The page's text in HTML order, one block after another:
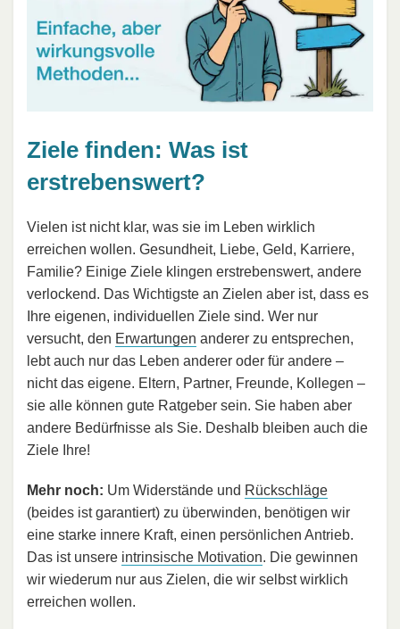
Ziele finden: Was ist
erstrebenswert?
Vielen ist nicht klar, was sie im Leben wirklich
erreichen wollen. Gesundheit, Liebe, Geld, Karriere,
Familie? Einige Ziele klingen erstrebenswert, andere
verlockend. Das Wichtigste an Zielen aber ist, dass es
Ihre eigenen, individuellen Ziele sind. Wer nur
versucht, den Erwartungen anderer zu entsprechen,
lebt auch nur das Leben anderer oder für andere –
nicht das eigene. Eltern, Partner, Freunde, Kollegen –
sie alle können gute Ratgeber sein. Sie haben aber
andere Bedürfnisse als Sie. Deshalb bleiben auch die
Ziele Ihre!
Mehr noch: Um Widerstände und Rückschläge
(beides ist garantiert) zu überwinden, benötigen wir
eine starke innere Kraft, einen persönlichen Antrieb.
Das ist unsere intrinsische Motivation. Die gewinnen
wir wiederum nur aus Zielen, die wir selbst wirklich
erreichen wollen.